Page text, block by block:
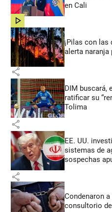
en Cali
share
¡Pilas con las
alerta
share
DIM buscará,
ratificar su
Tolima
share
EE. UU.
sistemas de
sospechas
share
Condenaron
consultorio